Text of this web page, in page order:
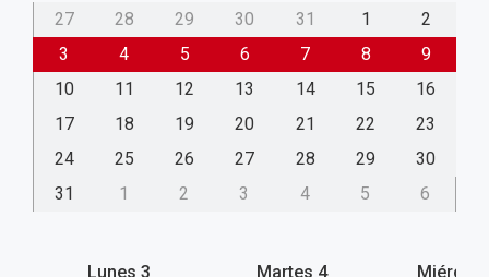
27 28 29 30 31 1
2
3
4 5 6 7 8
9
10
11 12 13 14 15
16
17
18 19 20 21 22
23
24
25 26 27 28 29
30
31
1 2 3 4 5 6
Lunes 3 Martes 4